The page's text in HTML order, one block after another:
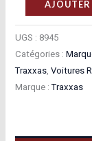
de
Traxxas
Plaque
De
Protection
AJOUTER
UGS : 8945
Catégories :
Traxxas,Voitures
Marque :Traxxas